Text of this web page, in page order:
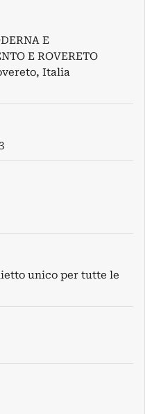
E
E ROVERETO
Italia
unico per tutte le